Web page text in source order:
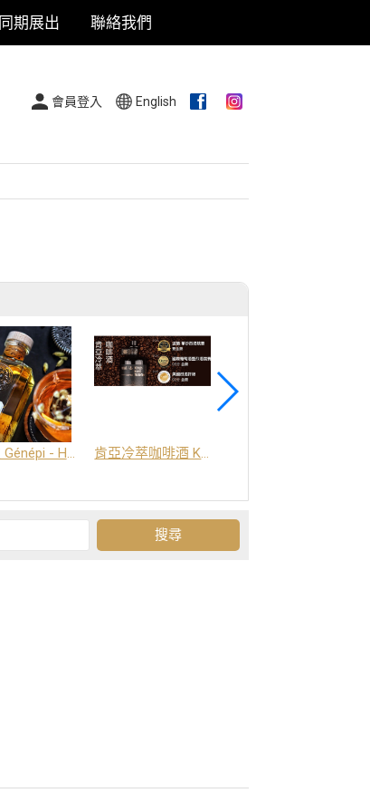
同期展出 聯絡我們
會員登入 English
爵納彼 Génépi - Hors d'Age (橡木桶陳釀) -阿爾卑斯山草本酒 肯亞冷萃咖啡酒 Kenya Coffee Brew